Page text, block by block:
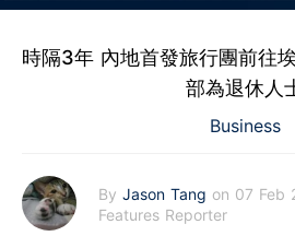
時隔3年 內地首發旅行團前往
部為退休人
Business
By Jason Tang on 07 Feb
Features Reporter